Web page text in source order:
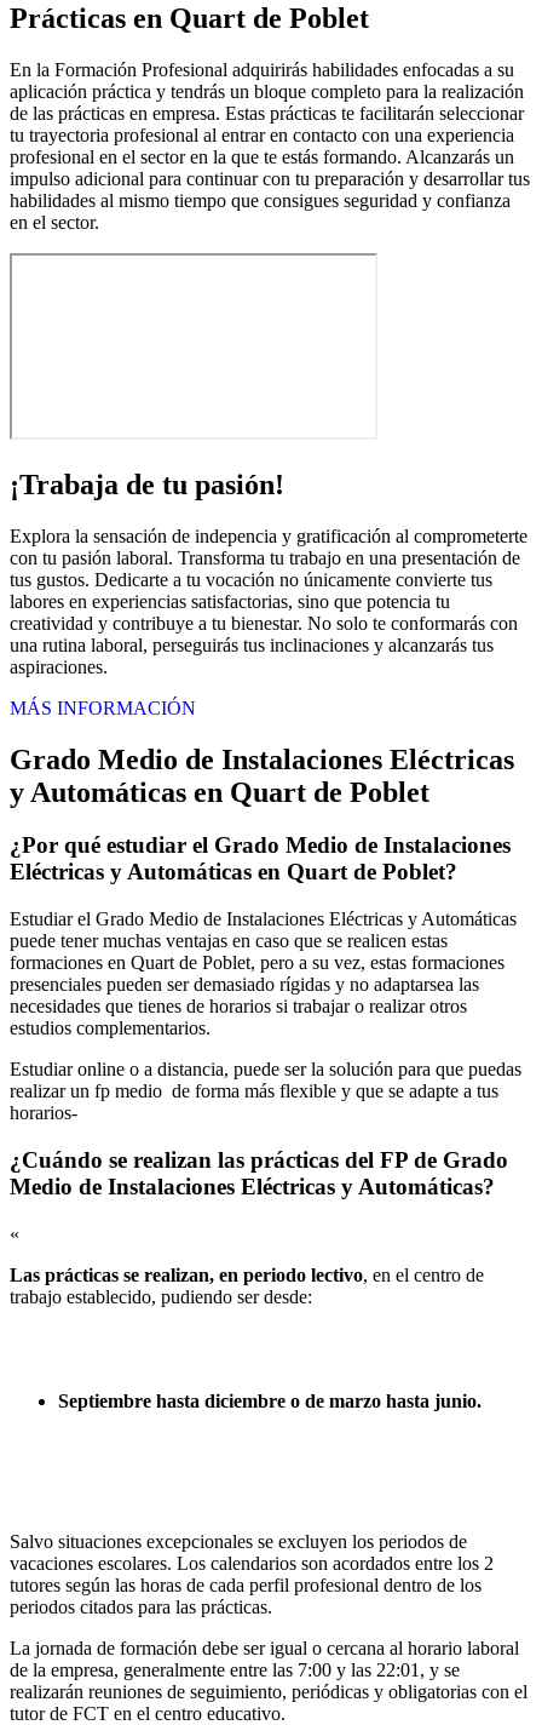
Prácticas en Quart de Poblet
En la Formación Profesional adquirirás habilidades enfocadas a su
aplicación práctica y tendrás un bloque completo para la realización
de las prácticas en empresa. Estas prácticas te facilitarán seleccionar
tu trayectoria profesional al entrar en contacto con una experiencia
profesional en el sector en la que te estás formando. Alcanzarás un
impulso adicional para continuar con tu preparación y desarrollar tus
habilidades al mismo tiempo que consigues seguridad y confianza
en el sector.
¡Trabaja de tu pasión!
Explora la sensación de indepencia y gratificación al comprometerte
con tu pasión laboral. Transforma tu trabajo en una presentación de
tus gustos. Dedicarte a tu vocación no únicamente convierte tus
labores en experiencias satisfactorias, sino que potencia tu
creatividad y contribuye a tu bienestar. No solo te conformarás con
una rutina laboral, perseguirás tus inclinaciones y alcanzarás tus
aspiraciones.
MÁS INFORMACIÓN
Grado Medio de Instalaciones Eléctricas
y Automáticas en Quart de Poblet
¿Por qué estudiar el Grado Medio de Instalaciones
Eléctricas y Automáticas en Quart de Poblet?
Estudiar el Grado Medio de Instalaciones Eléctricas y Automáticas
puede tener muchas ventajas en caso que se realicen estas
formaciones en Quart de Poblet, pero a su vez, estas formaciones
presenciales pueden ser demasiado rígidas y no adaptarsea las
necesidades que tienes de horarios si trabajar o realizar otros
estudios complementarios.
Estudiar online o a distancia, puede ser la solución para que puedas
realizar un fp medio de forma más flexible y que se adapte a tus
horarios-
¿Cuándo se realizan las prácticas del FP de Grado
Medio de Instalaciones Eléctricas y Automáticas?
«
Las prácticas se realizan, en periodo lectivo, en el centro de
trabajo establecido, pudiendo ser desde:
Septiembre hasta diciembre o de marzo hasta junio.
Salvo situaciones excepcionales se excluyen los periodos de
vacaciones escolares. Los calendarios son acordados entre los 2
tutores según las horas de cada perfil profesional dentro de los
periodos citados para las prácticas.
La jornada de formación debe ser igual o cercana al horario laboral
de la empresa, generalmente entre las 7:00 y las 22:01, y se
realizarán reuniones de seguimiento, periódicas y obligatorias con el
tutor de FCT en el centro educativo.